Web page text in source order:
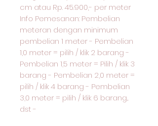
cm atau Rp. 45.900,- per meter
Info Pemesanan: Pembelian
meteran dengan minimum
pembelian 1 meter - Pembelian
1,0 meter = pilih / klik 2 barang -
Pembelian 1,5 meter = Pilih / klik 3
barang - Pembelian 2,0 meter =
pilih / klik 4 barang - Pembelian
3,0 meter = pilih / klik 6 barang...
dst -